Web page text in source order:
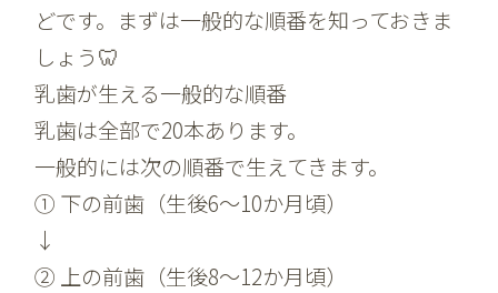
どです。まずは一般的な順番を知っておきま
しょう🦷
乳歯が生える一般的な順番
乳歯は全部で20本あります。
一般的には次の順番で生えてきます。
① 下の前歯（生後6～10か月頃）
↓
② 上の前歯（生後8～12か月頃）